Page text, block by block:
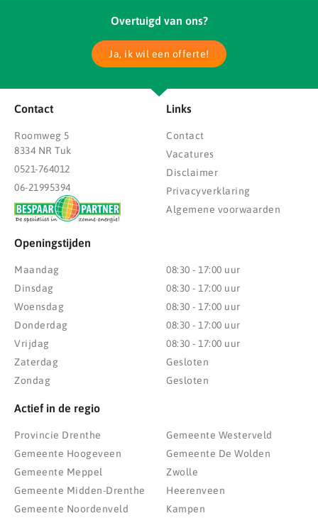
Overtuigd van ons?
Ja, ik wil een offerte!
Contact
Roomweg 5
8334 NR Tuk
0521-764012
06-21995394
Links
Contact
Vacatures
Disclaimer
Privacyverklaring
Algemene voorwaarden
Openingstijden
Maandag
Dinsdag
Woensdag
Donderdag
Vrijdag
Zaterdag
Zondag
08:30 - 17:00 uur
08:30 - 17:00 uur
08:30 - 17:00 uur
08:30 - 17:00 uur
08:30 - 17:00 uur
Gesloten
Gesloten
Actief in de regio
Provincie Drenthe
Gemeente Hoogeveen
Gemeente Meppel
Gemeente Midden-Drenthe
Gemeente Noordenveld
Gemeente Westerveld
Gemeente De Wolden
Zwolle
Heerenveen
Kampen